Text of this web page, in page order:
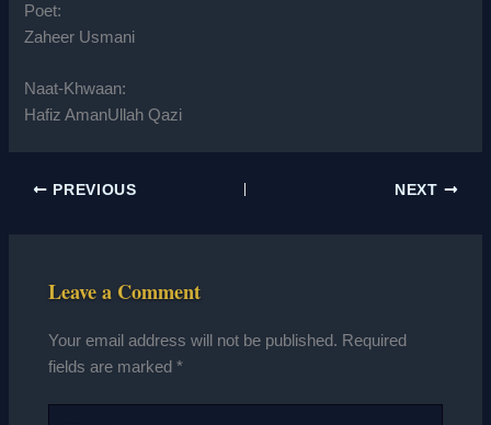
Poet:
Zaheer Usmani
Naat-Khwaan:
Hafiz AmanUllah Qazi
PREVIOUS NEXT
Leave a Comment
Your email address will not be published. Required
fields are marked*